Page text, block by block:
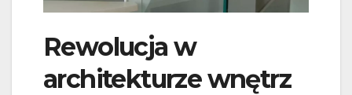
Rewolucja w
architekturze wnętrz